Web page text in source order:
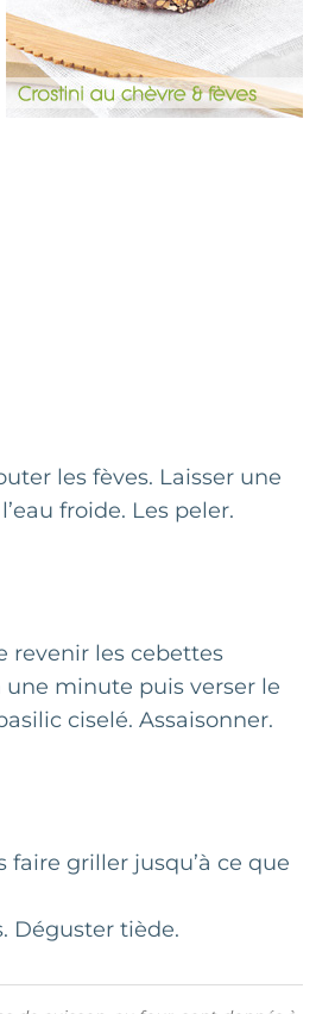
les fèves. Laisser une
froide. Les peler.
revenir les cebettes
minute puis verser le
ciselé. Assaisonner.
griller jusqu’à ce que
Déguster tiède.